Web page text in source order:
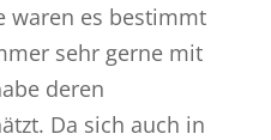
waren es bestimmt
sehr gerne mit
deren
Da sich auch in